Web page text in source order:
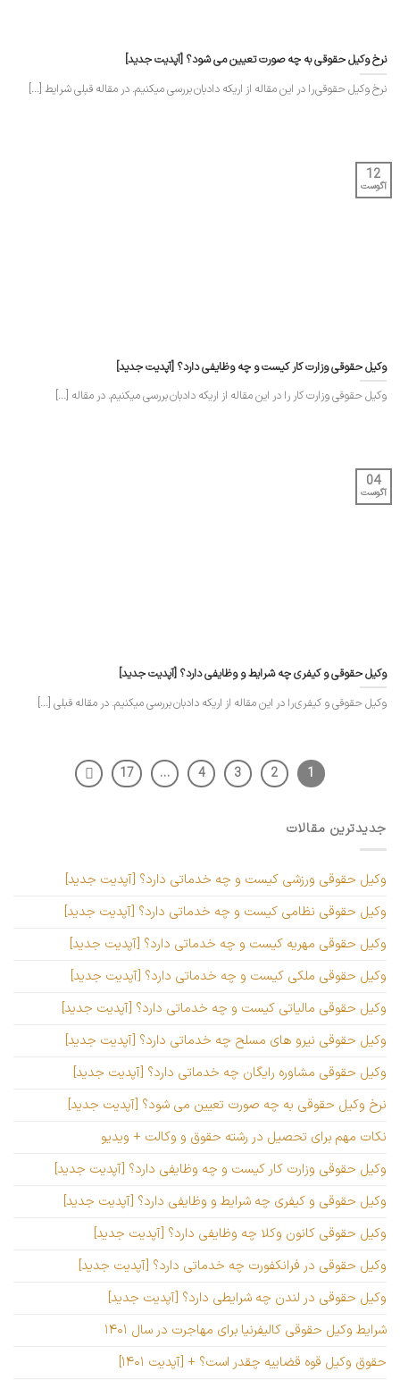
نرخ وکیل حقوقی به چه صورت تعیین می شود؟ [آپدیت جدید]
نرخ وکیل حقوقی را در این مقاله از اریکه دادبان بررسی میکنیم. در مقاله قبلی شرایط [...]
وکیل حقوقی وزارت کار کیست و چه وظایفی دارد؟ [آپدیت جدید]
وکیل حقوقی وزارت کار را در این مقاله از اریکه دادبان بررسی میکنیم. در مقاله [...]
12
آگوست
وکیل حقوقی و کیفری چه شرایط و وظایفی دارد؟ [آپدیت جدید]
وکیل حقوقی و کیفری را در این مقاله از اریکه دادبان بررسی میکنیم. در مقاله قبلی [...]
04
آگوست
1
2
3
4
…
17
جدیدترین مقالات
وکیل حقوقی ورزشی کیست و چه خدماتی دارد؟ [آپدیت جدید]
وکیل حقوقی نظامی کیست و چه خدماتی دارد؟ [آپدیت جدید]
وکیل حقوقی مهریه کیست و چه خدماتی دارد؟ [آپدیت جدید]
وکیل حقوقی ملکی کیست و چه خدماتی دارد؟ [آپدیت جدید]
وکیل حقوقی مالیاتی کیست و چه خدماتی دارد؟ [آپدیت جدید]
وکیل حقوقی نیرو های مسلح چه خدماتی دارد؟ [آپدیت جدید]
وکیل حقوقی مشاوره رایگان چه خدماتی دارد؟ [آپدیت جدید]
نرخ وکیل حقوقی به چه صورت تعیین می شود؟ [آپدیت جدید]
نکات مهم برای تحصیل در رشته حقوق و وکالت + ویدیو
وکیل حقوقی وزارت کار کیست و چه وظایفی دارد؟ [آپدیت جدید]
وکیل حقوقی و کیفری چه شرایط و وظایفی دارد؟ [آپدیت جدید]
وکیل حقوقی کانون وکلا چه وظایفی دارد؟ [آپدیت جدید]
وکیل حقوقی در فرانکفورت چه خدماتی دارد؟ [آپدیت جدید]
وکیل حقوقی در لندن چه شرایطی دارد؟ [آپدیت جدید]
شرایط وکیل حقوقی کالیفرنیا برای مهاجرت در سال ۱۴۰۱
حقوق وکیل قوه قضاییه چقدر است؟ + [آپدیت ۱۴۰۱]